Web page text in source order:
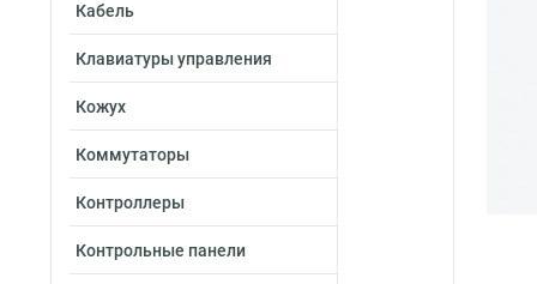
Кабель
Клавиатуры управления
Кожух
Коммутаторы
Контроллеры
Контрольные панели